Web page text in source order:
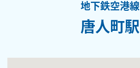
地下鉄空港線
唐人町駅